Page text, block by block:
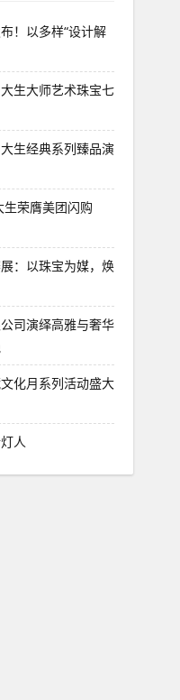
！以多样“设计解
生大师艺术珠宝七
生经典系列臻品演
荣膺美团闪购
：以珠宝为媒，焕
司演绎高雅与奢华
化月系列活动盛大
人